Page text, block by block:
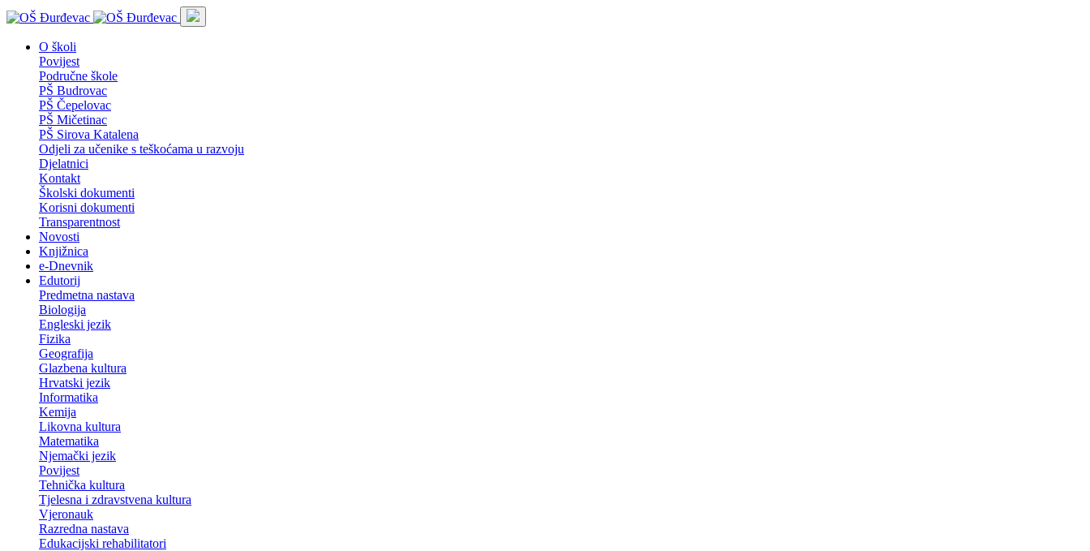
O školi
Povijest
Područne škole
PŠ Budrovac
PŠ Čepelovac
PŠ Mičetinac
PŠ Sirova Katalena
Odjeli za učenike s teškoćama u razvoju
Djelatnici
Kontakt
Školski dokumenti
Korisni dokumenti
Transparentnost
Novosti
Knjižnica
e-Dnevnik
Edutorij
Predmetna nastava
Biologija
Engleski jezik
Fizika
Geografija
Glazbena kultura
Hrvatski jezik
Informatika
Kemija
Likovna kultura
Matematika
Njemački jezik
Povijest
Tehnička kultura
Tjelesna i zdravstvena kultura
Vjeronauk
Razredna nastava
Edukacijski rehabilitatori